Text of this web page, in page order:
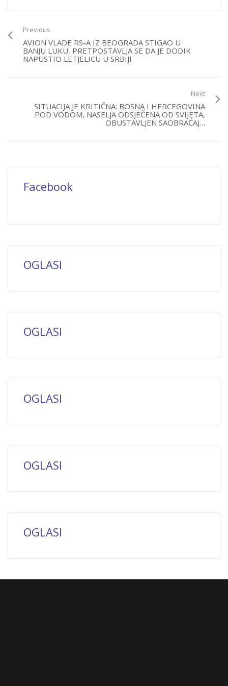
Previous
AVION VLADE RS-A IZ BEOGRADA STIGAO U
BANJU LUKU, PRETPOSTAVLJA SE DA JE DODIK
NAPUSTIO LETJELICU U SRBIJI
Next
SITUACIJA JE KRITIČNA: BOSNA I HERCEGOVINA
POD VODOM, NASELJA ODSJEČENA OD SVIJETA,
OBUSTAVLJEN SAOBRAĆAJ…
Facebook
OGLASI
OGLASI
OGLASI
OGLASI
OGLASI